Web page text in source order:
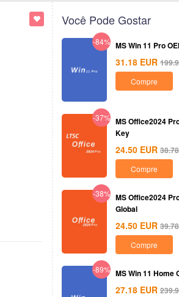
Você Pode Gostar
-84% MS Win 11 Pro
31.18 EUR
Compre
-37% MS Office2024
Key
24.50 EUR 38.78
Compre
-38% MS Office2024
Global
24.50 EUR 39.78
Compre
-89% MS Win 11 Home
27.18 EUR